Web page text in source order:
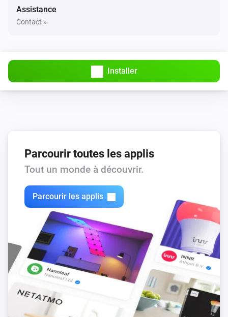
Assistance
Contact »
Installer
Parcourir toutes les applis
Tout un monde à découvrir.
Parcourir les applis